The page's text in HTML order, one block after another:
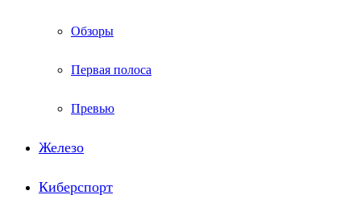
Обзоры
Первая полоса
Превью
Железо
Киберспорт